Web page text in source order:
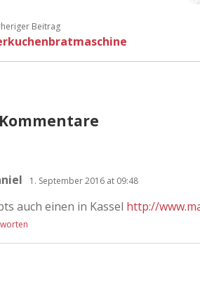
Beitrag
1. September 2016 at 09:48
auch einen in Kassel http://